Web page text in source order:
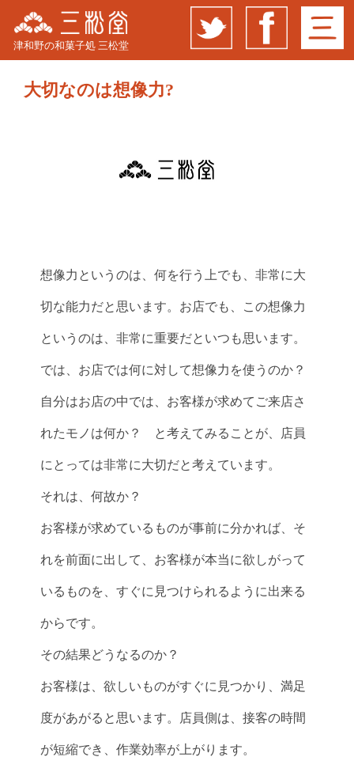
津和野の和菓子処 三松堂
大切なのは想像力?
想像力というのは、何を行う上でも、非常に大
切な能力だと思います。お店でも、この想像力
というのは、非常に重要だといつも思います。
では、お店では何に対して想像力を使うのか？
自分はお店の中では、お客様が求めてご来店さ
れたモノは何か？ と考えてみることが、店員
にとっては非常に大切だと考えています。
それは、何故か？
お客様が求めているものが事前に分かれば、そ
れを前面に出して、お客様が本当に欲しがって
いるものを、すぐに見つけられるように出来る
からです。
その結果どうなるのか？
お客様は、欲しいものがすぐに見つかり、満足
度があがると思います。店員側は、接客の時間
が短縮でき、作業効率が上がります。